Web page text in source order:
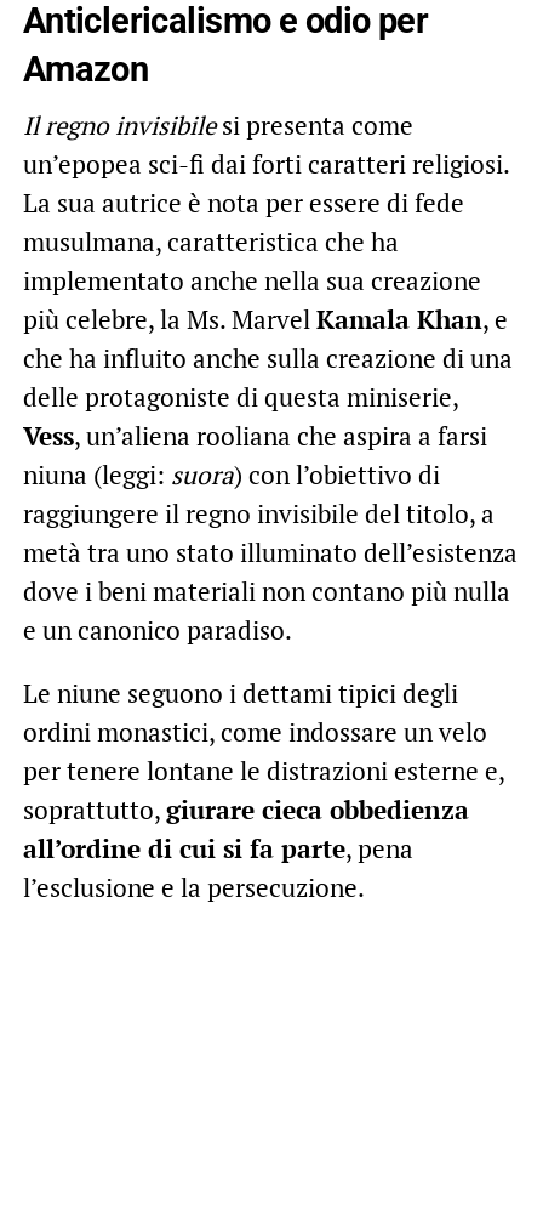
Anticlericalismo e odio per
Amazon
Il regno invisibilesi presenta come
un’epopea sci-fi dai forti caratteri religiosi.
La sua autrice è nota per essere di fede
musulmana, caratteristica che ha
implementato anche nella sua creazione
più celebre, la Ms. MarvelKamala Khan, e
che ha influito anche sulla creazione di una
delle protagoniste di questa miniserie,
Vess, un’aliena rooliana che aspira a farsi
niuna (leggi: suora) con l’obiettivo di
raggiungere il regno invisibile del titolo, a
metà tra uno stato illuminato dell’esistenza
dove i beni materiali non contano più nulla
e un canonico paradiso.
Le niune seguono i dettami tipici degli
ordini monastici, come indossare un velo
per tenere lontane le distrazioni esterne e,
soprattutto,giurare cieca obbedienza
all’ordine di cui si fa parte, pena
l’esclusione e la persecuzione.